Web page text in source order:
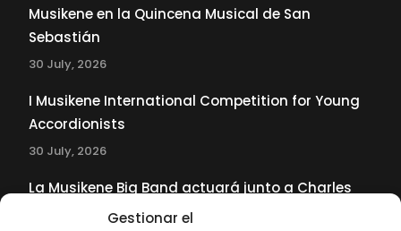
Gestionar el
Musikene en la Quincena Musical de San
Sebastián
30 July, 2026
I Musikene International Competition for Young
Accordionists
30 July, 2026
La Musikene Big Band actuará junto a Charles
Tolliver en el 61 Jazzaldia